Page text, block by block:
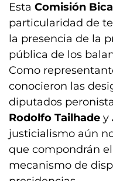
Esta Comisión
particularidad de
la presencia de la
pública de los
Como
conocieron las
diputados
Rodolfo Tailhade y
justicialismo aún
que compondrán
mecanismo de